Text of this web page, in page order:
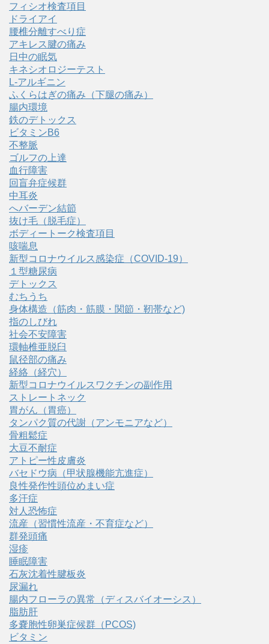
フィシオ検査項目
ドライアイ
腰椎分離すべり症
アキレス腱の痛み
日中の眠気
キネシオロジーテスト
L-アルギニン
ふくらはぎの痛み（下腿の痛み）
腸内環境
鉄のデトックス
ビタミンB6
不整脈
ゴルフの上達
血行障害
回盲弁症候群
中耳炎
へバーデン結節
抜け毛（脱毛症）
ボディートーク検査項目
咳喘息
新型コロナウイルス感染症（COVID‑19）
１型糖尿病
デトックス
むちうち
身体構造（筋肉・筋膜・関節・靭帯など)
指のしびれ
社会不安障害
環軸椎亜脱臼
鼠径部の痛み
経絡（経穴）
新型コロナウイルスワクチンの副作用
ストレートネック
胃がん（胃癌）
タンパク質の代謝（アンモニアなど）
骨粗鬆症
大豆不耐症
アトピー性皮膚炎
バセドウ病（甲状腺機能亢進症）
良性発作性頭位めまい症
多汗症
対人恐怖症
流産（習慣性流産・不育症など）
群発頭痛
湿疹
睡眠障害
石灰沈着性腱板炎
尿漏れ
腸内フローラの異常（ディスバイオーシス）
脂肪肝
多嚢胞性卵巣症候群（PCOS)
ビタミン